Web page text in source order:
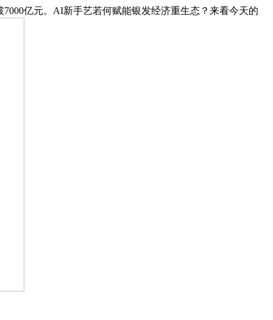
亿元。AI新手艺若何赋能银发经济重生态？来看今天的